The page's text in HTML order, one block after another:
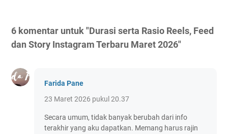
6 komentar untuk "Durasi serta Rasio Reels, Feed
dan Story Instagram Terbaru Maret 2026"
Farida Pane
23 Maret 2026 pukul 20.37
Secara umum, tidak banyak berubah dari info
terakhir yang aku dapatkan. Memang harus rajin